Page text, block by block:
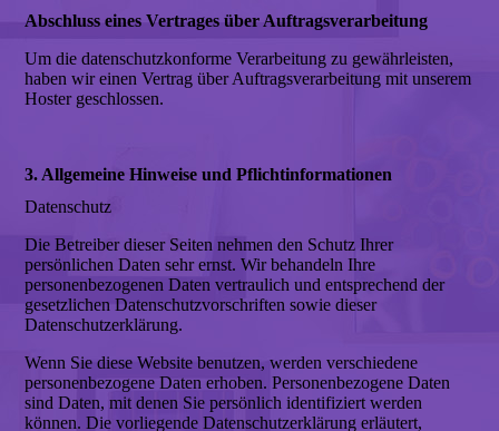
Abschluss eines Vertrages über Auftragsverarbeitung
Um die datenschutzkonforme Verarbeitung zu gewährleisten,
haben wir einen Vertrag über Auftragsverarbeitung mit unserem
Hoster geschlossen.
3. Allgemeine Hinweise und Pflichtinformationen
Datenschutz
Die Betreiber dieser Seiten nehmen den Schutz Ihrer
persönlichen Daten sehr ernst. Wir behandeln Ihre
personenbezogenen Daten vertraulich und entsprechend der
gesetzlichen Datenschutzvorschriften sowie dieser
Datenschutzerklärung.
Wenn Sie diese Website benutzen, werden verschiedene
personenbezogene Daten erhoben. Personenbezogene Daten
sind Daten, mit denen Sie persönlich identifiziert werden
können. Die vorliegende Datenschutzerklärung erläutert,